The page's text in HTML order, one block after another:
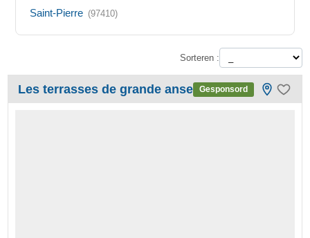
Saint-Pierre (97410)
Sorteren :
Les terrasses de grande anse Gesponsord